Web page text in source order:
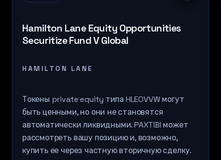
Hamilton Lane Equity Opportunities
Securitize Fund V Global
HAMILTON LANE
Токены private equity типа HLEOVVW могут
быть ценными, но они не становятся
автоматически ликвидными. PAXTIBI может
рассмотреть вашу позицию и, возможно,
купить ее через частную вторичную сделку.